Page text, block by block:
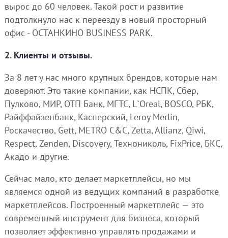
вырос до 60 человек. Такой рост и развитие
подтолкнуло нас к переезду в новый просторный
офис - ОСТАНКИНО BUSINESS PARK.
2. Клиенты и отзывы.
За 8 лет у нас много крупных брендов, которые нам
доверяют. Это такие компании, как НСПК, Сбер,
Пулково, МИР, ОТП Банк, МГТС, L`Oreal, BOSCO, РБК,
Райффайзенбанк, Касперский, Leroy Merlin,
Роскачество, Gett, METRO C&C, Zetta, Allianz, Qiwi,
Respect, Zenden, Discovery, Технониколь, FixPrice, БКС,
Акадо и другие.
Сейчас мало, кто делает маркетплейсы, но мы
являемся одной из ведущих компаний в разработке
маркетплейсов. Построенный маркетплейс — это
современный инструмент для бизнеса, который
позволяет эффективно управлять продажами и